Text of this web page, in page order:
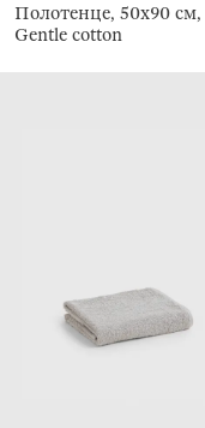
Полотенце, 50х90 см,
Gentle cotton